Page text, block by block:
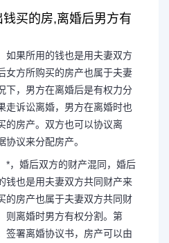
买的房,离婚后男方有
如果所用的钱也是用夫妻双方
女方所购买的房产也属于夫妻
下，男方在离婚后是有权力分
走诉讼离婚，男方在离婚时也
的房产。双方也可以协议离
议来分配房产。
*，婚后双方的财产混同，婚后
钱也是用夫妻双方共同财产来
的房产也属于夫妻双方共同财
则离婚时男方有权分割。第
签署离婚协议书，房产可以由